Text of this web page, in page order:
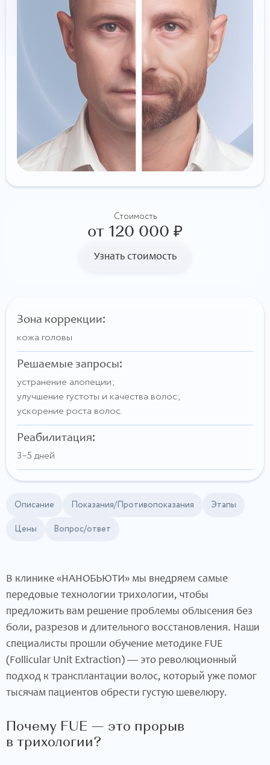
Стоимость
от 120 000 ₽
Узнать стоимость
Зона коррекции:
кожа головы
Решаемые запросы:
устранение алопеции;
улучшение густоты и качества волос;
ускорение роста волос.
Реабилитация:
3–5 дней
Описание Показания/Противопоказания
Этапы
Цены
Вопрос/ответ
В клинике «НАНОБЬЮТИ» мы внедряем самые
передовые технологии трихологии, чтобы
предложить вам решение проблемы облысения без
боли, разрезов и длительного восстановления. Наши
специалисты прошли обучение методике FUE
(Follicular Unit Extraction) — это революционный
подход к трансплантации волос, который уже помог
тысячам пациентов обрести густую шевелюру.
Почему FUE — это прорыв
в трихологии?